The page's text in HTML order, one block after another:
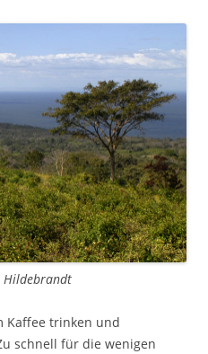
Hildebrandt
Kaffee trinken und
schnell für die wenigen